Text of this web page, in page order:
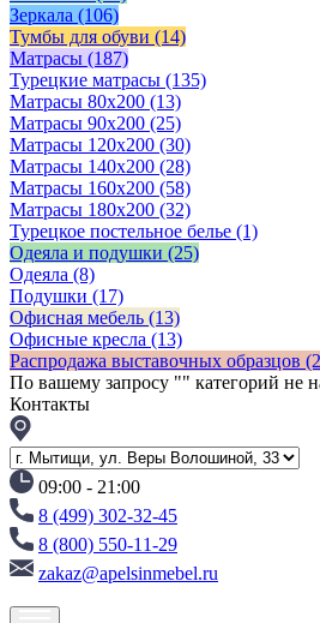
Зеркала (106)
Тумбы для обуви (14)
Матрасы (187)
Турецкие матрасы (135)
Матрасы 80x200 (13)
Матрасы 90х200 (25)
Матрасы 120х200 (30)
Матрасы 140х200 (28)
Матрасы 160х200 (58)
Матрасы 180х200 (32)
Турецкое постельное белье (1)
Одеяла и подушки (25)
Одеяла (8)
Подушки (17)
Офисная мебель (13)
Офисные кресла (13)
Распродажа выставочных образцов
По вашему запросу "" категорий не
Контакты
09:00 - 21:00
8 (499) 302-32-45
8 (800) 550-11-29
zakaz@apelsinmebel.ru